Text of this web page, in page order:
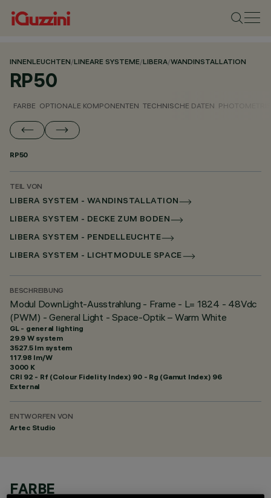
INNENLEUCHTEN/LINEARE SYSTEME/LIBERA/WANDINSTALLATION
RP50
FARBE OPTIONALE KOMPONENTEN TECHNISCHE DATEN
RP50
TEIL VON
LIBERA SYSTEM - WANDINSTALLATION
LIBERA SYSTEM - DECKE ZUM BODEN
LIBERA SYSTEM - PENDELLEUCHTE
LIBERA SYSTEM - LICHTMODULE SPACE
BESCHREIBUNG
Modul DownLight-Ausstrahlung - Frame - L= 1824 - 48Vdc
(PWM) - General Light - Space-Optik – Warm White
GL - general lighting
29.9 W system
3527.5 lm system
117.98 lm/W
3000 K
CRI 92 - Rf (Colour Fidelity Index) 90 - Rg (Gamut Index) 96
External
ENTWORFEN VON
Artec Studio
FARBE